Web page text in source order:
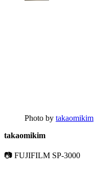
Photo by takaomikim
takaomikim
📷 FUJIFILM SP-3000